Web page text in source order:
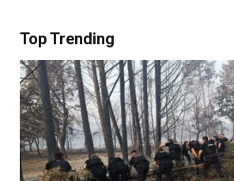
Top Trending